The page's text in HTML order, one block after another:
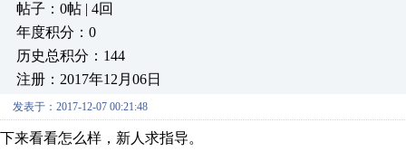
帖子：0帖 | 4回
年度积分：0
历史总积分：144
注册：2017年12月06日
发表于：2017-12-07 00:21:48
下来看看怎么样，新人求指导。